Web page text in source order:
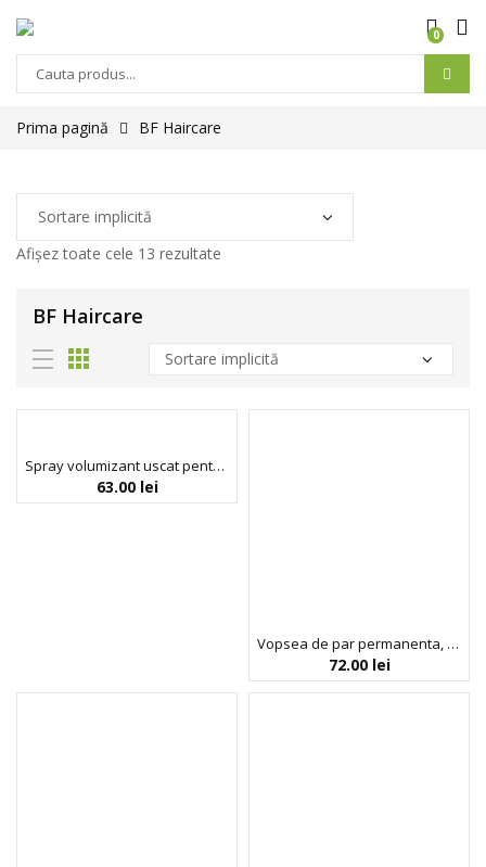
0
Prima pagină BF Haircare
Afișez toate cele 13 rezultate
BF Haircare
Spray volumizant uscat pentru parul fin si fara vitalitate, Texture Boost, Umberto Giannini, 200 ml
63.00 lei
Vopsea de par permanenta, fara amoniac, cu proteina de orez si ulei de in organic, 1.0 Negru, NOAH, 140 ml
72.00 lei